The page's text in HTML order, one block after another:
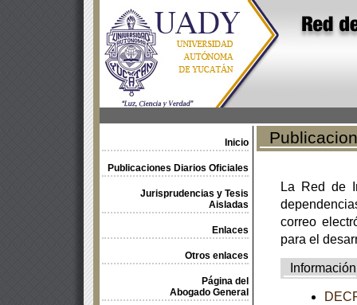
Inicio
Publicaciones Diarios Oficiales
Jurisprudencias y Tesis
Aisladas
Enlaces
Otros enlaces
Página del
Abogado General
La Red de
correo
para el
Información